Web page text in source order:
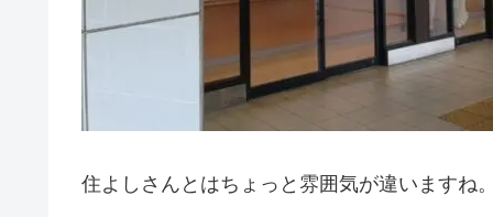
住よしさんとはちょっと雰囲気が違いますね